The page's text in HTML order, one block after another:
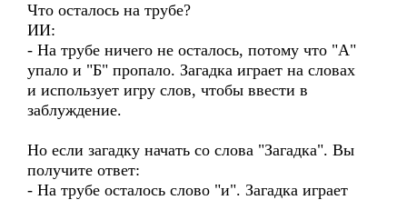
Что осталось на трубе?
ИИ:
- На трубе ничего не осталось, потому что "А"
упало и "Б" пропало. Загадка играет на словах
и использует игру слов, чтобы ввести в
заблуждение.
Но если загадку начать со слова "Загадка". Вы
получите ответ:
- На трубе осталось слово "и". Загадка играет